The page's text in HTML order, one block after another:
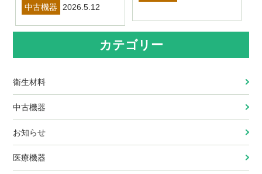
中古機器 2026.5.12
カテゴリー
衛生材料
中古機器
お知らせ
医療機器